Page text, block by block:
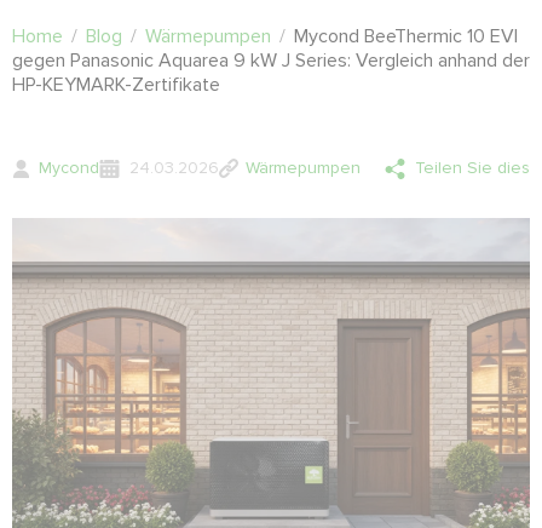
Home / Blog / Wärmepumpen / Mycond BeeThermic 10 EVI
gegen Panasonic Aquarea 9 kW J Series: Vergleich anhand der
HP-KEYMARK-Zertifikate
Mycond 24.03.2026 Wärmepumpen Teilen Sie dies